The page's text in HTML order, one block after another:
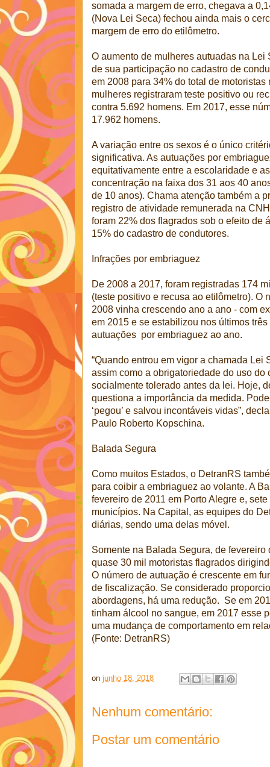
somada a margem de erro, chegava a
(Nova Lei Seca) fechou ainda mais o
margem de erro do etilômetro.
O aumento de mulheres autuadas na
de sua participação no cadastro de
em 2008 para 34% do total de
mulheres registraram teste positivo ou
contra 5.692 homens. Em 2017, esse
17.962 homens.
A variação entre os sexos é o único
significativa. As autuações por
equitativamente entre a escolaridade e
concentração na faixa dos 31 aos 40
de 10 anos). Chama atenção também a
registro de atividade remunerada na
foram 22% dos flagrados sob o efeito de
15% do cadastro de condutores.
Infrações por embriaguez
De 2008 a 2017, foram registradas 174
(teste positivo e recusa ao etilômetro). O
2008 vinha crescendo ano a ano - com
em 2015 e se estabilizou nos últimos
autuações por embriaguez ao ano.
“Quando entrou em vigor a chamada Lei
assim como a obrigatoriedade do uso do
socialmente tolerado antes da lei. Hoje,
questiona a importância da medida.
‘pegou’ e salvou incontáveis vidas”,
Paulo Roberto Kopschina.
Balada Segura
Como muitos Estados, o DetranRS
para coibir a embriaguez ao volante. A
fevereiro de 2011 em Porto Alegre e,
municípios. Na Capital, as equipes do
diárias, sendo uma delas móvel.
Somente na Balada Segura, de
quase 30 mil motoristas flagrados
O número de autuação é crescente em
de fiscalização. Se considerado
abordagens, há uma redução. Se em
tinham álcool no sangue, em 2017 esse
uma mudança de comportamento em
(Fonte: DetranRS)
on junho 18, 2018
Nenhum comentário:
Postar um comentário